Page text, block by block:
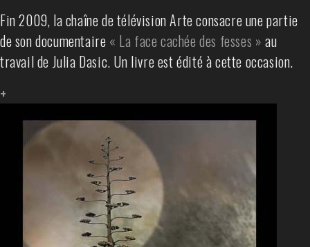
Fin 2009, la chaîne de télévision Arte consacre une partie
de son documentaire « La face cachée des fesses » au
travail de Julia Dasic. Un livre est édité à cette occasion.
+